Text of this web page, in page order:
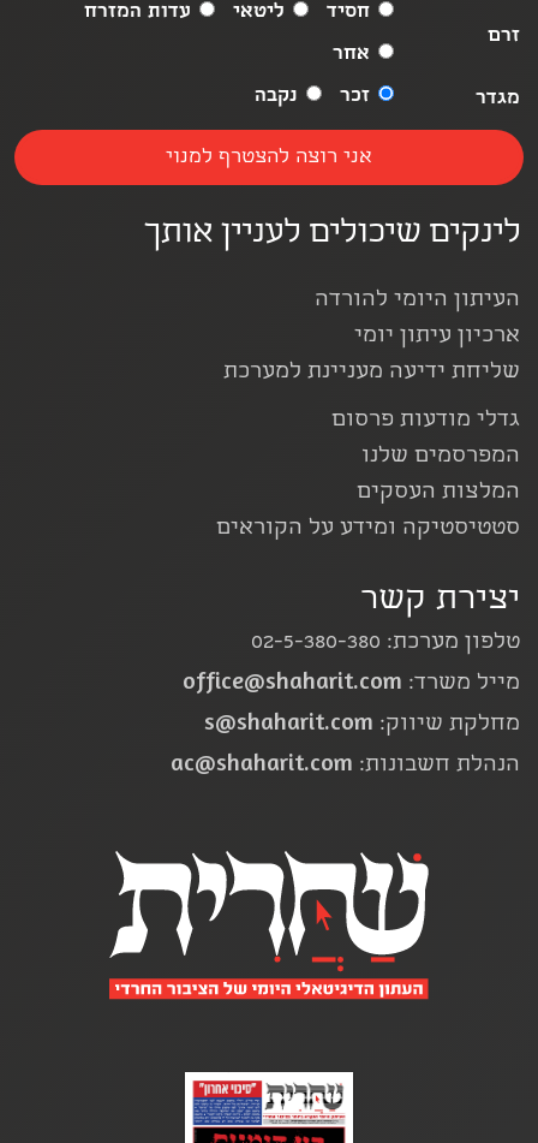
זרם
חסיד ליטאי
עדות המזרח
אחר
מגדר
זכר נקבה
לינקים שיכולים לעניין אותך
העיתון היומי להורדה
ארכיון עיתון יומי
שליחת ידיעה מעניינת למערכת
גדלי מודעות פרסום
המפרסמים שלנו
המלצות העסקים
סטטיסטיקה ומידע על הקוראים
יצירת קשר
טלפון מערכת: 02-5-380-380
מייל משרד: office@shaharit.com
מחלקת שיווק: s@shaharit.com
הנהלת חשבונות: ac@shaharit.com